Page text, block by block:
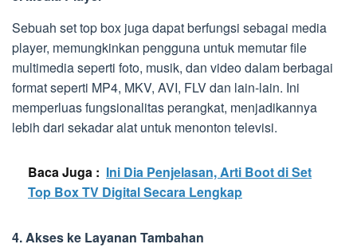
Sebuah set top box juga dapat berfungsi sebagai media
player, memungkinkan pengguna untuk memutar file
multimedia seperti foto, musik, dan video dalam berbagai
format seperti MP4, MKV, AVI, FLV dan lain-lain. Ini
memperluas fungsionalitas perangkat, menjadikannya
lebih dari sekadar alat untuk menonton televisi.
Baca Juga : Ini Dia Penjelasan, Arti Boot di Set
Top Box TV Digital Secara Lengkap
4. Akses ke Layanan Tambahan